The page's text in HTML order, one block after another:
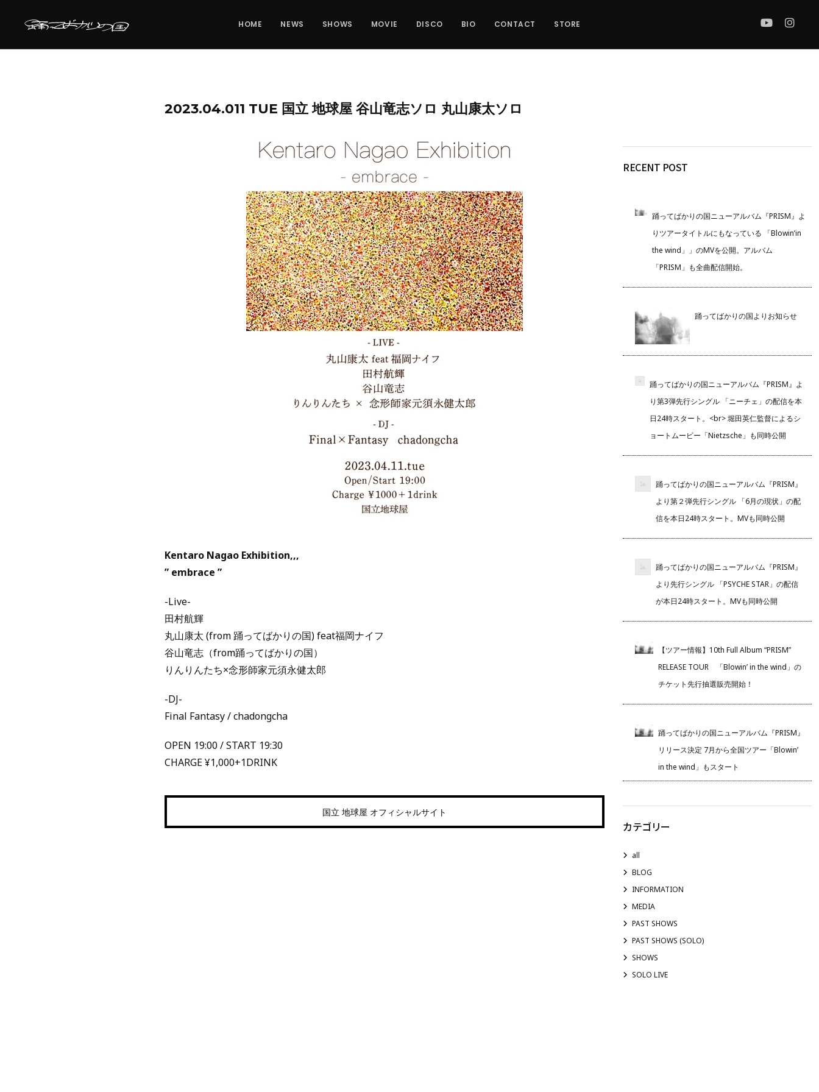
HOME NEWS SHOWS MOVIE DISCO BIO CONTACT STORE
2023.04.011 TUE 国立 地球屋 谷山竜志ソロ 丸山康太ソロ
Kentaro Nagao Exhibition,,,
” embrace ”
-Live-
田村航輝
丸山康太 (from 踊ってばかりの国) feat福岡ナイフ
谷山竜志（from踊ってばかりの国）
りんりんたち×念形師家元須永健太郎
-DJ-
Final Fantasy / chadongcha
OPEN 19:00 / START 19:30
CHARGE ¥1,000+1DRINK
国立 地球屋 オフィシャルサイト
RECENT POST
踊ってばかりの国ニューアルバム『PRISM』よ
りツアータイトルにもなっている 「Blowin’in
the wind」」のMVを公開。アルバム
「PRISM」も全曲配信開始。
踊ってばかりの国よりお知らせ
踊ってばかりの国ニューアルバム『PRISM』よ
り第3弾先行シングル 「ニーチェ」の配信を本
日24時スタート。<br> 堀田英仁監督によるシ
ョートムービー「Nietzsche」も同時公開
踊ってばかりの国ニューアルバム『PRISM』
より第２弾先行シングル 「6月の現状」の配
信を本日24時スタート。MVも同時公開
踊ってばかりの国ニューアルバム『PRISM』
より先行シングル 「PSYCHE STAR」の配信
が本日24時スタート。MVも同時公開
【ツアー情報】10th Full Album “PRISM”
RELEASE TOUR 「Blowin’ in the wind」の
チケット先行抽選販売開始！
踊ってばかりの国ニューアルバム『PRISM』
リリース決定 7月から全国ツアー「Blowin’
in the wind」もスタート
カテゴリー
all
BLOG
INFORMATION
MEDIA
PAST SHOWS
PAST SHOWS (SOLO)
SHOWS
SOLO LIVE